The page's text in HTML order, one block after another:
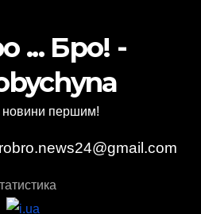
... Бро! -
новини першим!